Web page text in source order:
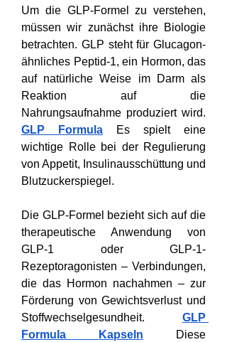
Um die GLP-Formel zu verstehen,
müssen wir zunächst ihre Biologie
betrachten. GLP steht für Glucagon-
ähnliches Peptid-1, ein Hormon, das
auf natürliche Weise im Darm als
Reaktion auf die
GLP Formula Es spielt eine
wichtige Rolle bei der Regulierung
von Appetit, Insulinausschüttung und
Blutzuckerspiegel.
Die GLP-Formel bezieht sich auf die
therapeutische Anwendung von
GLP-1 oder GLP-1-
Rezeptoragonisten – Verbindungen,
die das Hormon nachahmen – zur
Förderung von Gewichtsverlust und
Stoffwechselgesundheit. GLP
Formula Kapseln Diese